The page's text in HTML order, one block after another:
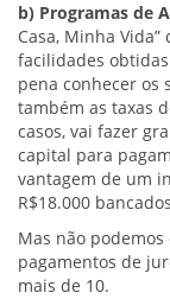
b) Programas de
Casa, Minha
facilidades obtidas
pena conhecer os
também as taxas
casos, vai fazer
capital para
vantagem de um
R$18.000
Mas não
pagamentos de
mais de 10.